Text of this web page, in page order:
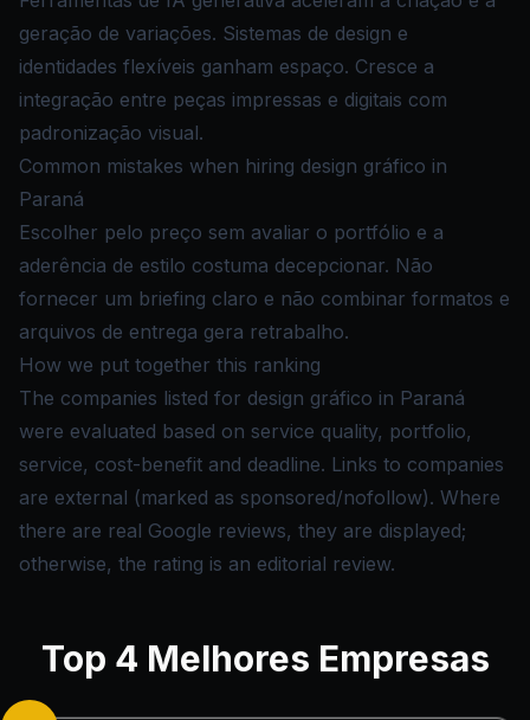
geração de variações. Sistemas de design e
identidades flexíveis ganham espaço. Cresce a
integração entre peças impressas e digitais com
padronização visual.
Common mistakes when hiring design gráfico in
Paraná
Escolher pelo preço sem avaliar o portfólio e a
aderência de estilo costuma decepcionar. Não
fornecer um briefing claro e não combinar formatos e
arquivos de entrega gera retrabalho.
How we put together this ranking
The companies listed for design gráfico in Paraná
were evaluated based on service quality, portfolio,
service, cost-benefit and deadline. Links to companies
are external (marked as sponsored/nofollow). Where
there are real Google reviews, they are displayed;
otherwise, the rating is an editorial review.
Top 4 Melhores Empresas